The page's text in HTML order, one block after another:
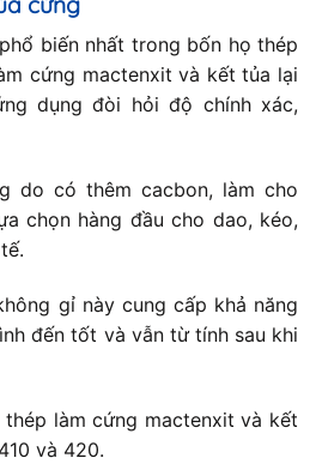
biến nhất trong bốn họ thép
cứng mactenxit và kết tủa lại
dụng đòi hỏi độ chính xác,
do có thêm cacbon, làm cho
chọn hàng đầu cho dao, kéo,
gỉ này cung cấp khả năng
đến tốt và vẫn từ tính sau khi
làm cứng mactenxit và kết
và 420.